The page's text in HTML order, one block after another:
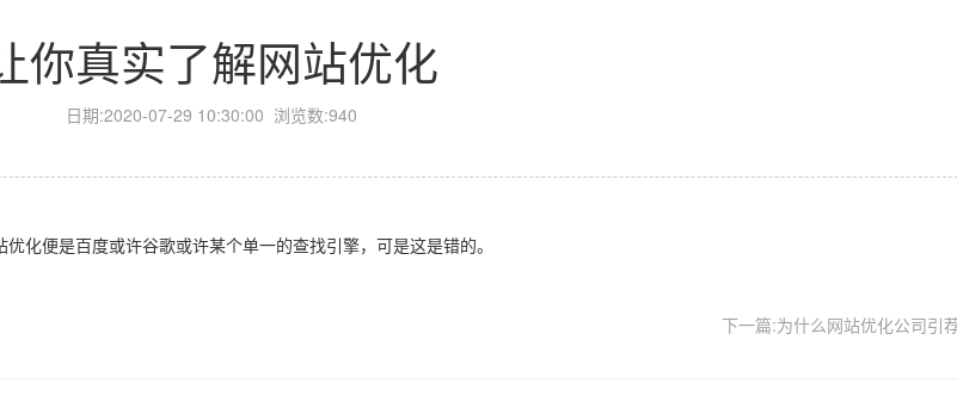
你真实了解网站优化
日期:2020-07-29 10:30:00 浏览数:940
化便是百度或许谷歌或许某个单一的查找引擎，可是这是错的。
下一篇:为什么网站优化公司引